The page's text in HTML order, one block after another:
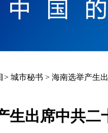
> 城市秘书 > 海南选举产生
生出席中共二